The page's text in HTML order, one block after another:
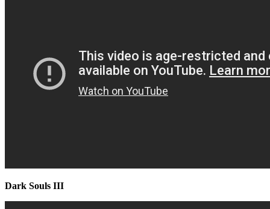
Dark Souls III